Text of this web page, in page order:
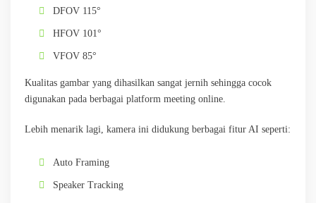
DFOV 115°
HFOV 101°
VFOV 85°
Kualitas gambar yang dihasilkan sangat jernih sehingga cocok
digunakan pada berbagai platform meeting online.
Lebih menarik lagi, kamera ini didukung berbagai fitur AI seperti:
Auto Framing
Speaker Tracking